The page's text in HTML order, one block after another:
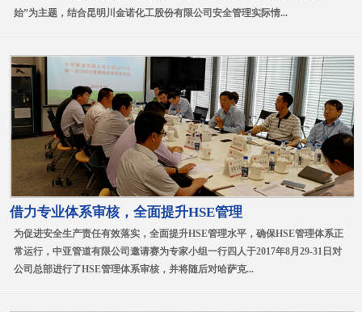
始”为主题，结合昆明川金诺化工股份有限公司安全管理实际情...
借力专业体系审核，全面提升HSE管理
为促进安全生产责任有效落实，全面提升HSE管理水平，确保HSE管理体系正
常运行，中亚管道有限公司邀请赛为专家小组一行四人于2017年8月29-31日对
公司总部进行了HSE管理体系审核，并将随后对哈萨克...